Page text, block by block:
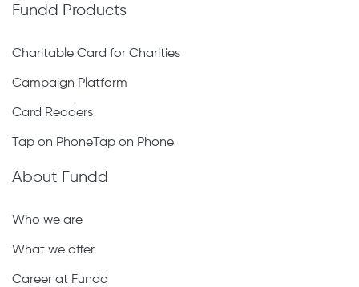
Fundd Products
Charitable Card for Charities
Campaign Platform
Card Readers
Tap on PhoneTap on Phone
About Fundd
Who we are
What we offer
Career at Fundd